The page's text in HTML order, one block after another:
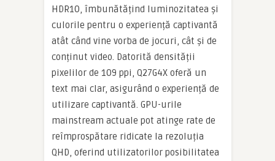
HDR10, îmbunătățind luminozitatea și
culorile pentru o experiență captivantă
atât când vine vorba de jocuri, cât și de
conținut video. Datorită densității
pixelilor de 109 ppi, Q27G4X oferă un
text mai clar, asigurând o experiență de
utilizare captivantă. GPU-urile
mainstream actuale pot atinge rate de
reîmprospătare ridicate la rezoluția
QHD, oferind utilizatorilor posibilitatea